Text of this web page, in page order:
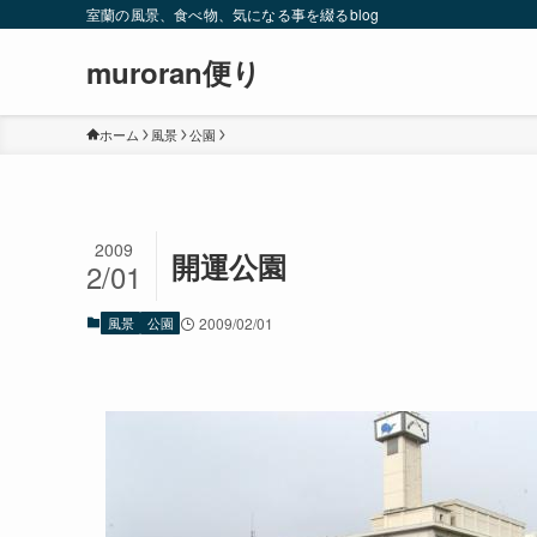
室蘭の風景、食べ物、気になる事を綴るblog
muroran便り
ホーム 風景 公園
開運公園
2009
2/01
風景 公園 2009/02/01